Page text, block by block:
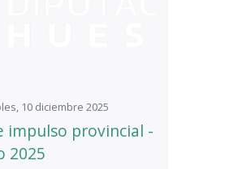
10 diciembre 2025
impulso provincial -
2025